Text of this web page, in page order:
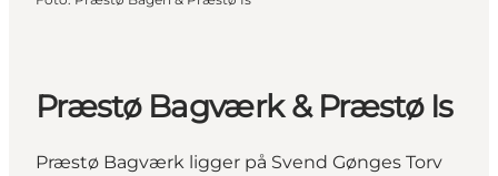
Præstø Bagværk & Præstø Is
Præstø Bagværk ligger på Svend Gønges Torv